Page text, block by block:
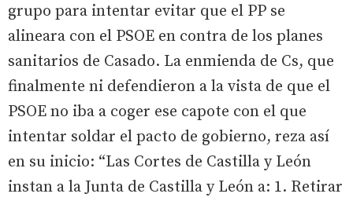
grupo para intentar evitar que el PP se
alineara con el PSOE en contra de los planes
sanitarios de Casado. La enmienda de Cs, que
finalmente ni defendieron a la vista de que el
PSOE no iba a coger ese capote con el que
intentar soldar el pacto de gobierno, reza así
en su inicio: “Las Cortes de Castilla y León
instan a la Junta de Castilla y León a: 1. Retirar